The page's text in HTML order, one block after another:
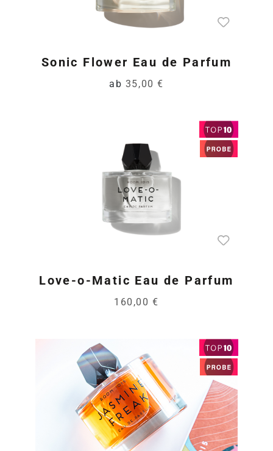
Sonic Flower Eau de Parfum
ab 35,00 €
Love-o-Matic Eau de Parfum
160,00 €